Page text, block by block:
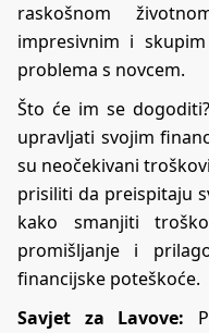
raskošnom
impresivnim i
problema s novcem.
Što će im se
upravljati svojim
su neočekivani
prisiliti da preispitaju
kako smanjiti
promišljanje i
financijske poteškoće.
Savjet za Lavove: